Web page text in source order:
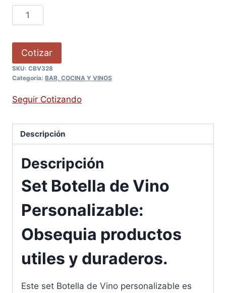
Cotizar
SKU: CBV328
Categoría: BAR, COCINA Y VINOS
Seguir Cotizando
Descripción
Descripción
Set Botella de Vino
Personalizable:
Obsequia productos
utiles y duraderos.
Este set Botella de Vino personalizable es